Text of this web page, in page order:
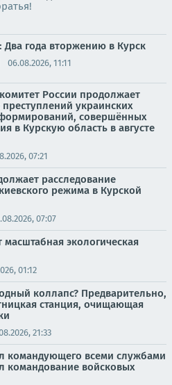
Два года вторжению в Курск
06.08.2026, 11:11
России продолжает
преступлений украинских
совершённых
в Курскую область в августе
07:21
расследование
режима в Курской
07:07
масштабная экологическая
01:12
коллапс? Предварительно,
станция, очищающая
21:33
командующего всеми службами
командование войсковых